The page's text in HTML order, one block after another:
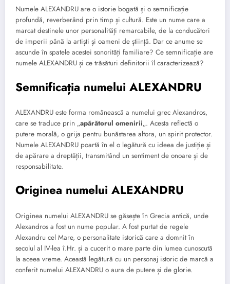
Numele ALEXANDRU are o istorie bogată și o semnificație
profundă, reverberând prin timp și cultură. Este un nume care a
marcat destinele unor personalități remarcabile, de la conducători
de imperii până la artiști și oameni de știință. Dar ce anume se
ascunde în spatele acestei sonorități familiare? Ce semnificație are
numele ALEXANDRU și ce trăsături definitorii îl caracterizează?
Semnificația numelui ALEXANDRU
ALEXANDRU este forma românească a numelui grec Alexandros,
care se traduce prin „apărătorul omenirii„. Acesta reflectă o
putere morală, o grija pentru bunăstarea altora, un spirit protector.
Numele ALEXANDRU poartă în el o legătură cu ideea de justiție și
de apărare a dreptății, transmitând un sentiment de onoare și de
responsabilitate.
Originea numelui ALEXANDRU
Originea numelui ALEXANDRU se găsește în Grecia antică, unde
Alexandros a fost un nume popular. A fost purtat de regele
Alexandru cel Mare, o personalitate istorică care a domnit în
secolul al IV-lea î.Hr. și a cucerit o mare parte din lumea cunoscută
la aceea vreme. Această legătură cu un personaj istoric de marcă a
conferit numelui ALEXANDRU o aura de putere și de glorie.